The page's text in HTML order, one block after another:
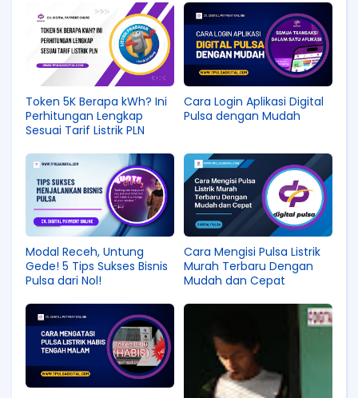
Token 5K Berapa kWh? Ini
Perhitungan Lengkap
Sesuai Tarif Listrik PLN
Cara Login Aplikasi Digital
Pulsa dengan Mudah
Modal Receh, Untung
Gede! 5 Tips Sukses Bisnis
Pulsa dari Nol!
Cara Mengisi Pulsa Listrik
Murah Terbaru Dengan
Mudah dan Cepat